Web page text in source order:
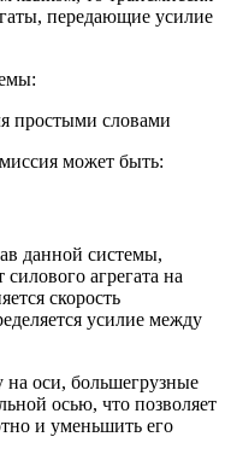
передающие усилие
может быть:
данной системы,
агрегата на
скорость
усилие между
на оси, большегрузные
осью, что позволяет
и уменьшить его